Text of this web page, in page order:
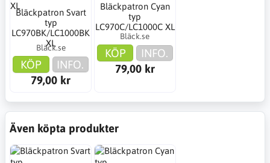
Bläckpatron Svart
typ
LC970BK/LC1000BK
XL
Bläck.se
KÖP
INFO.
79,00 kr
Bläckpatron Cyan
typ
LC970C/LC1000C XL
Bläck.se
KÖP
INFO.
79,00 kr
Även köpta produkter